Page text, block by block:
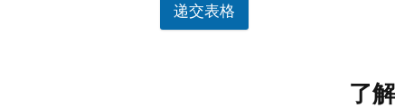
递交表格
了